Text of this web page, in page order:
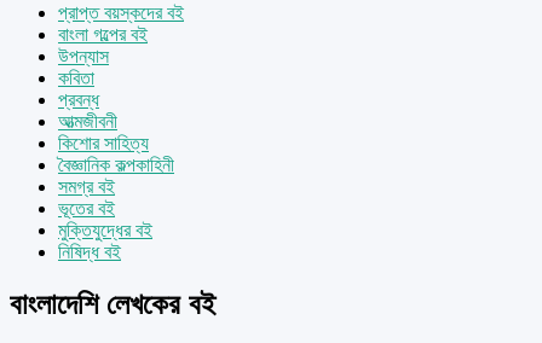
প্রাপ্ত বয়স্কদের বই
বাংলা গল্পের বই
উপন্যাস
কবিতা
প্রবন্ধ
আত্মজীবনী
কিশোর সাহিত্য
বৈজ্ঞানিক কল্পকাহিনী
সমগ্র বই
ভূতের বই
মুক্তিযুদ্ধের বই
নিষিদ্ধ বই
বাংলাদেশি লেখকের বই